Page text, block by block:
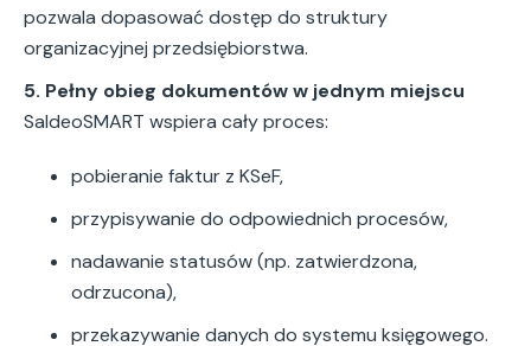
pozwala dopasować dostęp do struktury
organizacyjnej przedsiębiorstwa.
5. Pełny obieg dokumentów w jednym miejscu
SaldeoSMART wspiera cały proces:
pobieranie faktur z KSeF,
przypisywanie do odpowiednich procesów,
nadawanie statusów (np. zatwierdzona,
odrzucona),
przekazywanie danych do systemu księgowego.